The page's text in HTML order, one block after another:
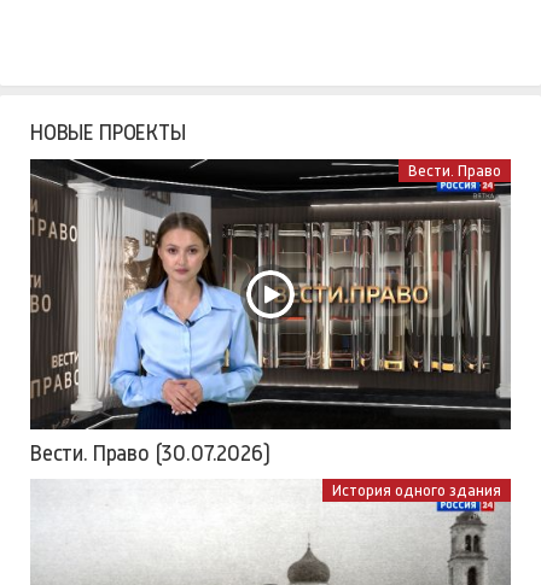
НОВЫЕ ПРОЕКТЫ
Вести. Право
Вести. Право (30.07.2026)
История одного здания